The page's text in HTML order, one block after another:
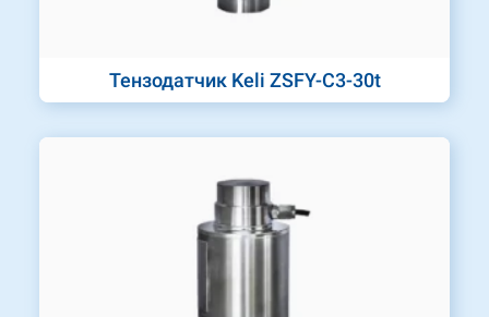
Тензодатчик Keli ZSFY-C3-30t